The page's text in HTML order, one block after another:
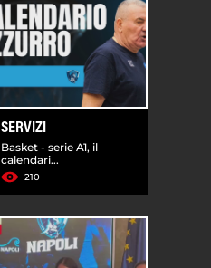
SERVIZI
Basket - serie A1, il
calendari...
210